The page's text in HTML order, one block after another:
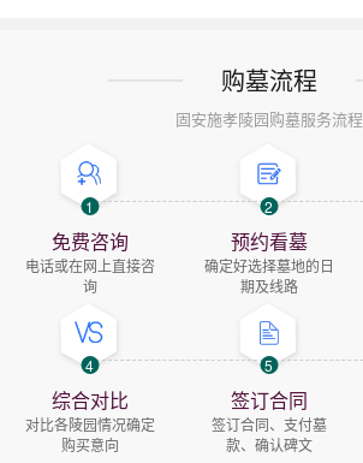
购墓流程
固安施孝陵园购墓服务流程
1
免费咨询
电话或在网上直接咨
询
2
预约看墓
确定好选择墓地的日
期及线路
4
综合对比
对比各陵园情况确定
购买意向
5
签订合同
签订合同、支付墓
款、确认碑文